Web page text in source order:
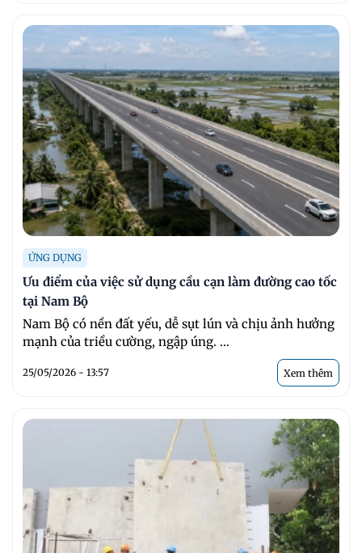
ỨNG DỤNG
Ưu điểm của việc sử dụng cầu cạn làm đường cao tốc
tại Nam Bộ
Nam Bộ có nền đất yếu, dễ sụt lún và chịu ảnh hưởng
mạnh của triều cường, ngập úng. ...
25/05/2026 - 13:57 Xem thêm